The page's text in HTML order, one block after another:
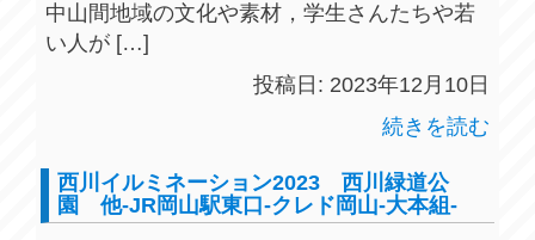
中山間地域の文化や素材，学生さんたちや若
い人が […]
投稿日: 2023年12月10日
続きを読む
西川イルミネーション2023 西川緑道公
園 他-JR岡山駅東口-クレド岡山-大本組-